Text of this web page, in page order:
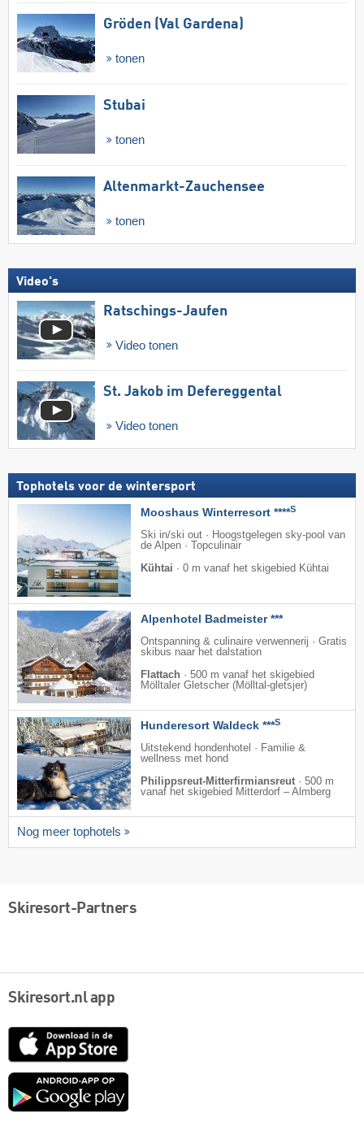
Gröden (Val Gardena)
tonen
Stubai
tonen
Altenmarkt-Zauchensee
tonen
Video's
Ratschings-Jaufen
Video tonen
St. Jakob im Defereggental
Video tonen
Tophotels voor de wintersport
Mooshaus Winterresort ****S
Ski in/ski out · Hoogstgelegen sky-pool van
de Alpen · Topculinair
Kühtai · 0 m vanaf het skigebied Kühtai
Alpenhotel Badmeister ***
Ontspanning & culinaire verwennerij · Gratis
skibus naar het dalstation
Flattach · 500 m vanaf het skigebied
Mölltaler Gletscher (Mölltal-gletsjer)
Hunderesort Waldeck ***S
Uitstekend hondenhotel · Familie &
wellness met hond
Philippsreut-Mitterfirmiansreut · 500 m
vanaf het skigebied Mitterdorf – Almberg
Nog meer tophotels
Skiresort-Partners
Skiresort.nl app
App
Google